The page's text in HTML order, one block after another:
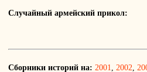
Случайный армейский прикол:
Сборники историй на: 2001, 2002,